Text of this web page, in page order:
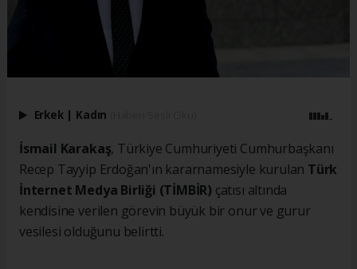
Erkek | Kadın
İsmail Karakaş, Türkiye Cumhuriyeti Cumhurbaşkanı
Recep Tayyip Erdoğan'ın kararnamesiyle kurulan Türk
İnternet Medya Birliği (TİMBİR) çatısı altında
kendisine verilen görevin büyük bir onur ve gurur
vesilesi olduğunu belirtti.